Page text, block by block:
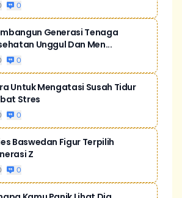
0
Generasi Tenaga
Unggul Dan Men...
0
Untuk Mengatasi Susah Tidur
Stres
0
Baswedan Figur Terpilih
Z
0